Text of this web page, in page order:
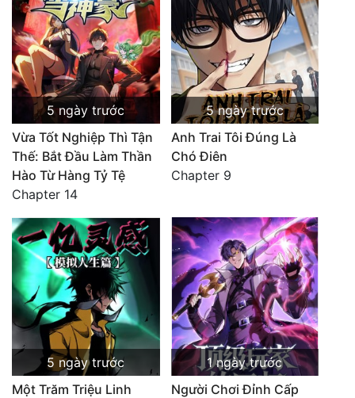
5 ngày trước
Vừa Tốt Nghiệp Thì Tận
Thế: Bắt Đầu Làm Thần
Hào Từ Hàng Tỷ Tệ
Chapter 14
5 ngày trước
Anh Trai Tôi Đúng Là
Chó Điên
Chapter 9
5 ngày trước
Một Trăm Triệu Linh
1 ngày trước
Người Chơi Đỉnh Cấp